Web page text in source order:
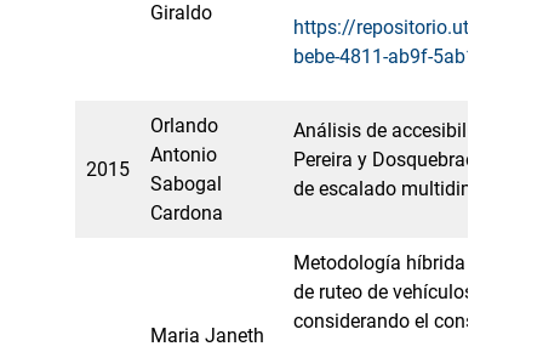
Giraldo
https://
bebe-4811-ab9f-
2015
Orlando
Antonio
Sabogal
Cardona
Análisis de accesibilidad
Pereira y Dosquebradas a
de escalado
Maria Janeth
Metodología híbrida para
de ruteo de vehículos con
considerando el consumo